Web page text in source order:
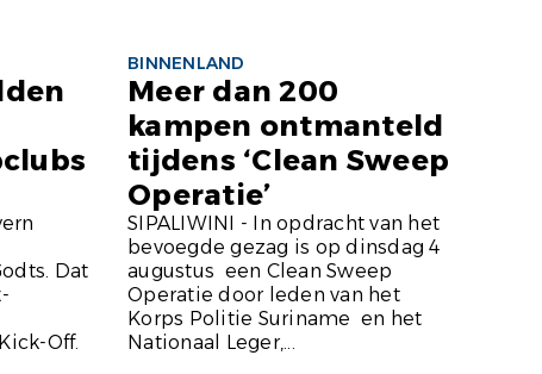
Dat
Off.
BINNENLAND
Meer dan 200
kampen ontmanteld
tijdens ‘Clean Sweep
Operatie’
SIPALIWINI - In opdracht van het
bevoegde gezag is op dinsdag 4
augustus een Clean Sweep
Operatie door leden van het
Korps Politie Suriname en het
Nationaal Leger,...